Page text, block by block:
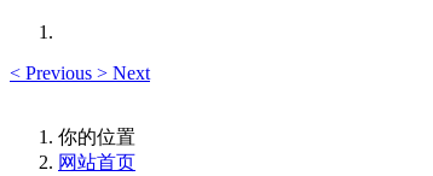
< Previous > Next
你的位置
网站首页